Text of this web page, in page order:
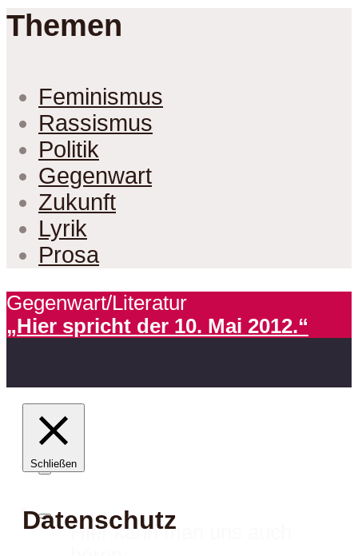
Themen
Feminismus
Rassismus
Politik
Gegenwart
Zukunft
Lyrik
Prosa
Gegenwart/Literatur
„Hier spricht der 10. Mai 2012.“
Hier kann man uns auch
Schließen
Datenschutz